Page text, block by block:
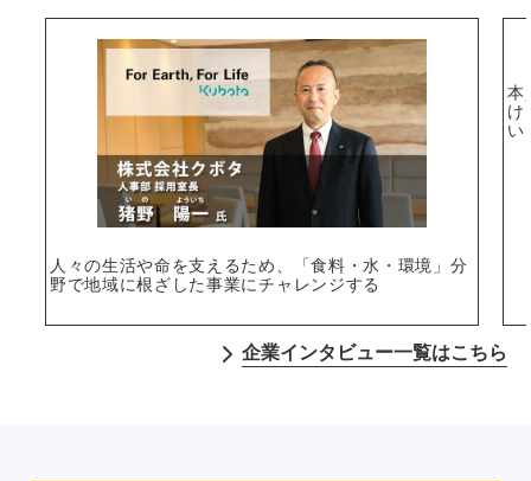
人々の生活や命を支えるため、「食料・水・環境」分
野で地域に根ざした事業にチャレンジする
本
け
い
企業インタビュー一覧はこちら